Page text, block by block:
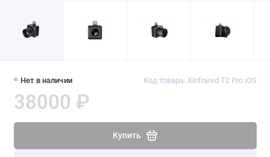
Нет в наличии Код товара: Xinfrared T2 Pro iOS
38000 ₽
Купить